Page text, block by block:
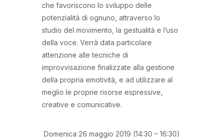
che favoriscono lo sviluppo delle
potenzialità di ognuno, attraverso lo
studio del movimento, la gestualità e l’uso
della voce. Verrà data particolare
attenzione alle tecniche di
improvvisazione finalizzate alla gestione
della propria emotività, e ad utilizzare al
meglio le proprie risorse espressive,
creative e comunicative.
Domenica 26 maggio 2019 (14:30 – 16:30)